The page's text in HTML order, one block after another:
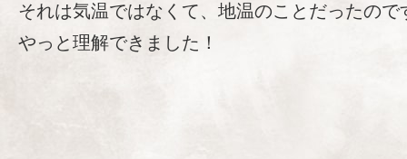
それは気温ではなくて、地温のことだったので
やっと理解できました！